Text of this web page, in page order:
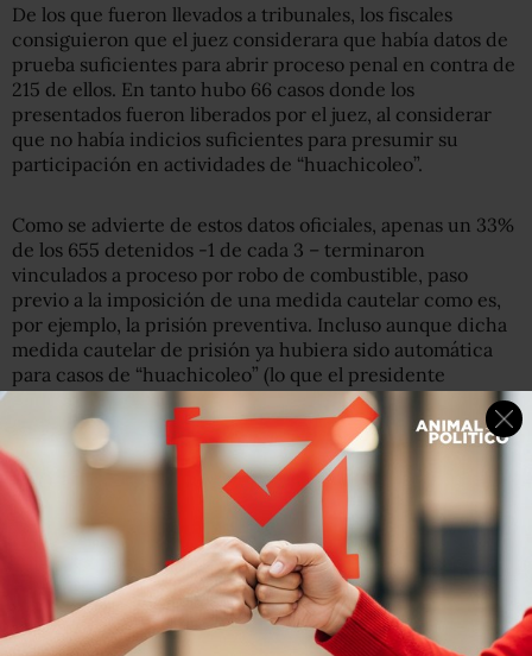
De los que fueron llevados a tribunales, los fiscales
consiguieron que el juez considerara que había datos de
prueba suficientes para abrir proceso penal en contra de
215 de ellos. En tanto hubo 66 casos donde los
presentados fueron liberados por el juez, al considerar
que no había indicios suficientes para presumir su
participación en actividades de “huachicoleo”.
Como se advierte de estos datos oficiales, apenas un 33%
de los 655 detenidos -1 de cada 3 – terminaron
vinculados a proceso por robo de combustible, paso
previo a la imposición de una medida cautelar como es,
por ejemplo, la prisión preventiva. Incluso aunque dicha
medida cautelar de prisión ya hubiera sido automática
para casos de “huachicoleo” (lo que el presidente
denomina delito grave), no habría servido de nada pues
las personas no fueron procesadas por falta de elementos.
Esto contrasta con la justificación que dio el presidente
López Obrador en aquella conferencia de prensa, donde
acusó que la libertad de los detenidos se debía a que el
ilícito no era considerado “grave”, lo que significaba que
no ameritaba prisión automática como medida cautelar.
“… la ley es muy laxa, muy blanda, por eso la reforma que